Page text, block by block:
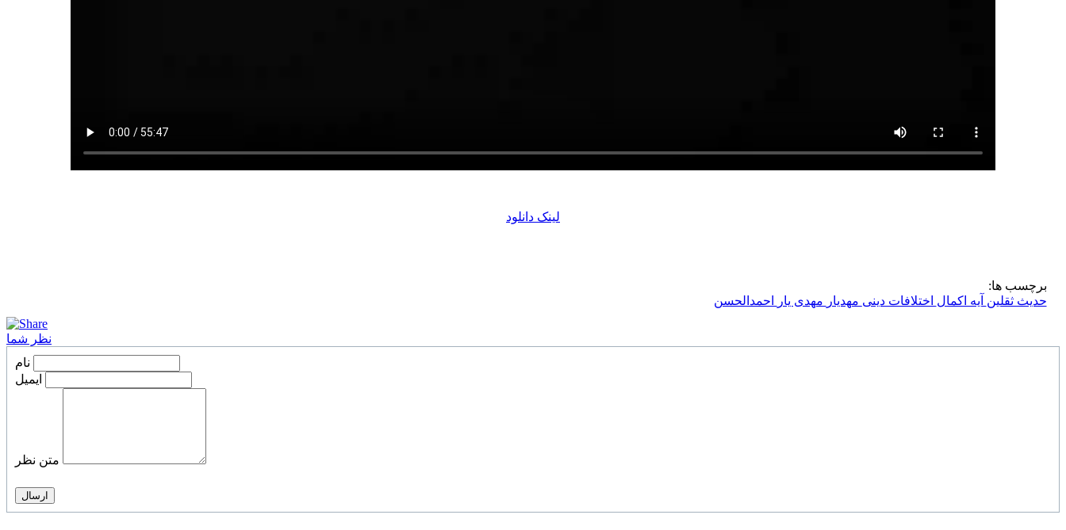
لینک دانلود
برچسب ها:
حدیث ثقلین آیه اکمال اختلافات دینی مهدیار مهدی یار احمدالحسن
نظر شما
نام
ایمیل
متن نظر